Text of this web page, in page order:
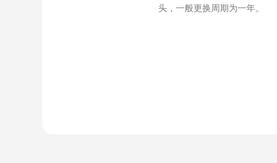
头，一般更换周期为一年。